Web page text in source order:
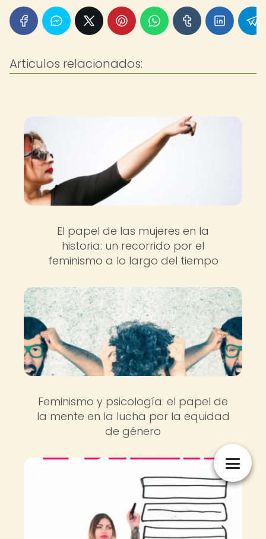
Articulos relacionados:
El papel de las mujeres en la
historia: un recorrido por el
feminismo a lo largo del tiempo
Feminismo y psicología: el papel de
la mente en la lucha por la equidad
de género